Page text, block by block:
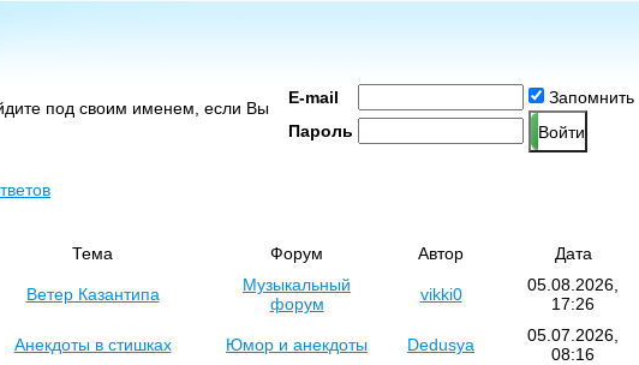
под своим именем, если Вы
E-mail
Запомнить
Пароль
Тема Форум Автор Дата
Ветер Казантипа
Музыкальный
форум
vikki0
05.08.2026,
17:26
Анекдоты в стишках Юмор и анекдоты Dedusya
05.07.2026,
08:16